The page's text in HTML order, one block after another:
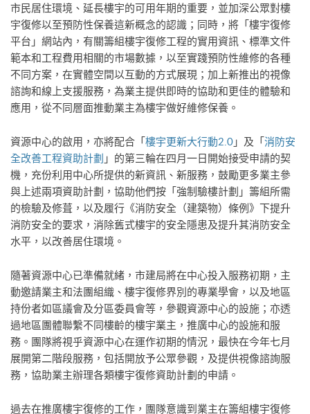
市民居住環境、延長樓宇的可用年期的重要，並加深公眾對樓
宇復修以至預防性保養這新概念的認識；同時，將「樓宇復修
平台」網站內，有關籌組樓宇復修工程的實用資訊、標準文件
範本和工程費用相關的市場數據，以至實踐預防性維修的各種
不同方案，在實體空間以互動的方式展現；加上新推出的視像
諮詢和線上支援服務，為業主提供即時的協助和更佳的體驗和
應用，從不同層面推動業主為樓宇做好維修保養。
資源中心的啟用，亦將配合「樓宇更新大行動2.0 」及「消防安
全改善工程資助計劃 」的第三輪在四月一日開始接受申請的契
機，充份利用中心所提供的新資訊、新服務，鼓勵更多業主參
與上述兩項資助計劃，協助他們按「強制驗樓計劃」籌組所需
的檢驗及修葺，以及履行《消防安全（建築物）條例》下提升
消防安全的要求，消除舊式樓宇的安全隱患及提升其消防安全
水平，以改善居住環境。
隨著資源中心已準備就緒，市建局將在中心投入服務初期，主
動邀請業主和法團組織、樓宇復修界別的專業學會，以及地區
持份者如區議會及分區委員會等，參觀資源中心的設施；亦透
過地區團體聯繫不同樓齡的樓宇業主，推廣中心的設施和服
務。團隊將視乎資源中心在運作初期的情況，最快在今年七月
展開第二階段服務，包括開放予公眾參觀，及提供視像諮詢服
務，協助業主辦理各類樓宇復修資助計劃的申請。
過去在推廣樓宇復修的工作，團隊意識到業主在籌組樓宇復修